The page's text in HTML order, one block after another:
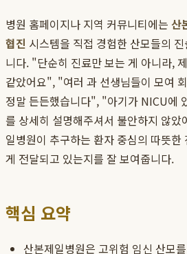
병원 홈페이지나 지역 커뮤니티에는 산
협진 시스템을 직접 경험한 산모들의
니다. "단순히 진료만 보는 게 아니라,
같았어요", "여러 과 선생님들이 모여
정말 든든했습니다", "아기가 NICU에
를 상세히 설명해주셔서 불안하지 않
일병원이 추구하는 환자 중심의 따뜻한
게 전달되고 있는지를 잘 보여줍니다.
핵심 요약
산본제일병원은 고위험 임신 산모